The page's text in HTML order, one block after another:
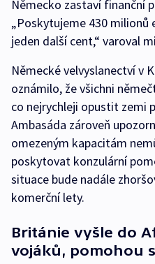
Německo zastaví finanční
„Poskytujeme 430 milionů
jeden další cent,“ varoval
Německé velvyslanectví v
oznámilo, že všichni
co nejrychleji opustit zemi
Ambasáda zároveň
omezeným kapacitám
poskytovat konzulární
situace bude nadále
komerční lety.
Británie vyšle do
vojáků, pomohou